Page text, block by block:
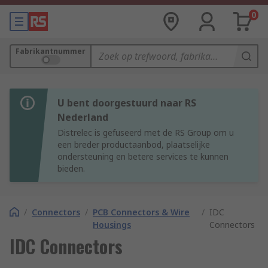
0
Fabrikantnummer
U bent doorgestuurd naar RS
Nederland
Distrelec is gefuseerd met de RS Group om u
een breder productaanbod, plaatselijke
ondersteuning en betere services te kunnen
bieden.
/ Connectors / PCB Connectors & Wire
Housings
/ IDC
Connectors
IDC Connectors